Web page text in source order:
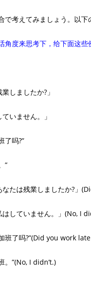
考えてみましょう。以下
度来思考下，给下面这些
しましたか?」
いません。」
吗?”
”
たは残業しましたか?」
していません。」(No, I
了吗?”(Did you work
”(No, I didn’t.)